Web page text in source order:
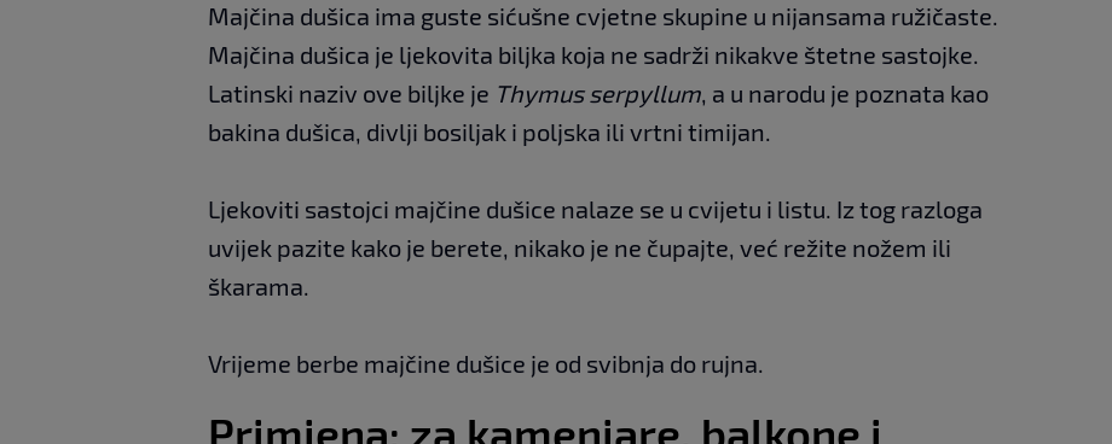
Majčina dušica ima guste sićušne cvjetne skupine u nijansama ružičaste.
Majčina dušica je ljekovita biljka koja ne sadrži nikakve štetne sastojke.
Latinski naziv ove biljke je Thymus serpyllum, a u narodu je poznata kao
bakina dušica, divlji bosiljak i poljska ili vrtni timijan.
Ljekoviti sastojci majčine dušice nalaze se u cvijetu i listu. Iz tog razloga
uvijek pazite kako je berete, nikako je ne čupajte, već režite nožem ili
škarama.
Vrijeme berbe majčine dušice je od svibnja do rujna.
Primjena: za kamenjare, balkone i